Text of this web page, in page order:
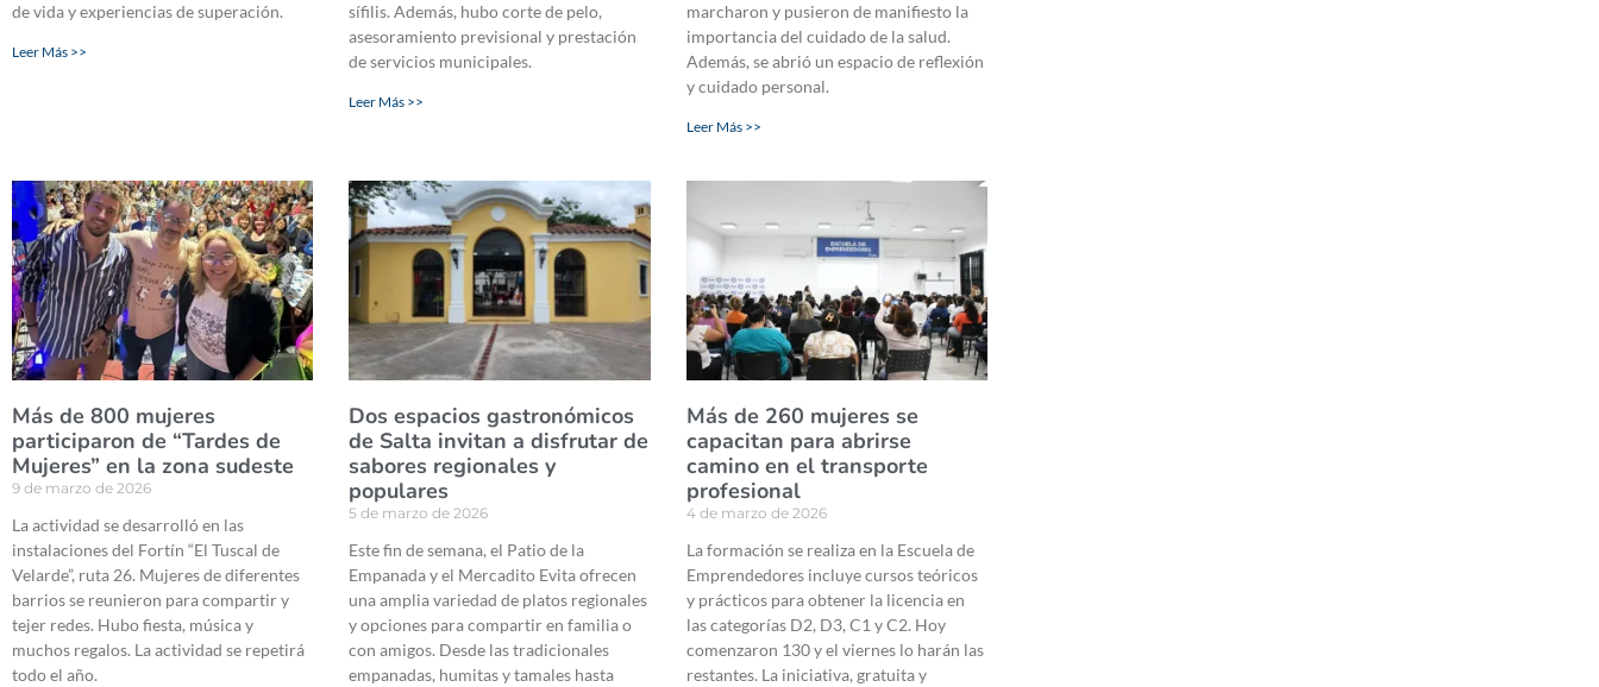
de vida y experiencias de superación.
Leer Más >>
sífilis. Además, hubo corte de pelo,
asesoramiento previsional y prestación
de servicios municipales.
Leer Más >>
marcharon y pusieron de manifiesto la
importancia del cuidado de la salud.
Además, se abrió un espacio de reflexión
y cuidado personal.
Leer Más >>
Más de 800 mujeres
participaron de “Tardes de
Mujeres” en la zona sudeste
9 de marzo de 2026
La actividad se desarrolló en las
instalaciones del Fortín “El Tuscal de
Velarde”, ruta 26. Mujeres de diferentes
barrios se reunieron para compartir y
tejer redes. Hubo fiesta, música y
muchos regalos. La actividad se repetirá
todo el año.
Dos espacios gastronómicos
de Salta invitan a disfrutar de
sabores regionales y
populares
5 de marzo de 2026
Este fin de semana, el Patio de la
Empanada y el Mercadito Evita ofrecen
una amplia variedad de platos regionales
y opciones para compartir en familia o
con amigos. Desde las tradicionales
empanadas, humitas y tamales hasta
Más de 260 mujeres se
capacitan para abrirse
camino en el transporte
profesional
4 de marzo de 2026
La formación se realiza en la Escuela de
Emprendedores incluye cursos teóricos
y prácticos para obtener la licencia en
las categorías D2, D3, C1 y C2. Hoy
comenzaron 130 y el viernes lo harán las
restantes. La iniciativa, gratuita y